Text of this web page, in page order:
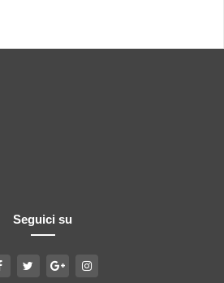
Seguici su